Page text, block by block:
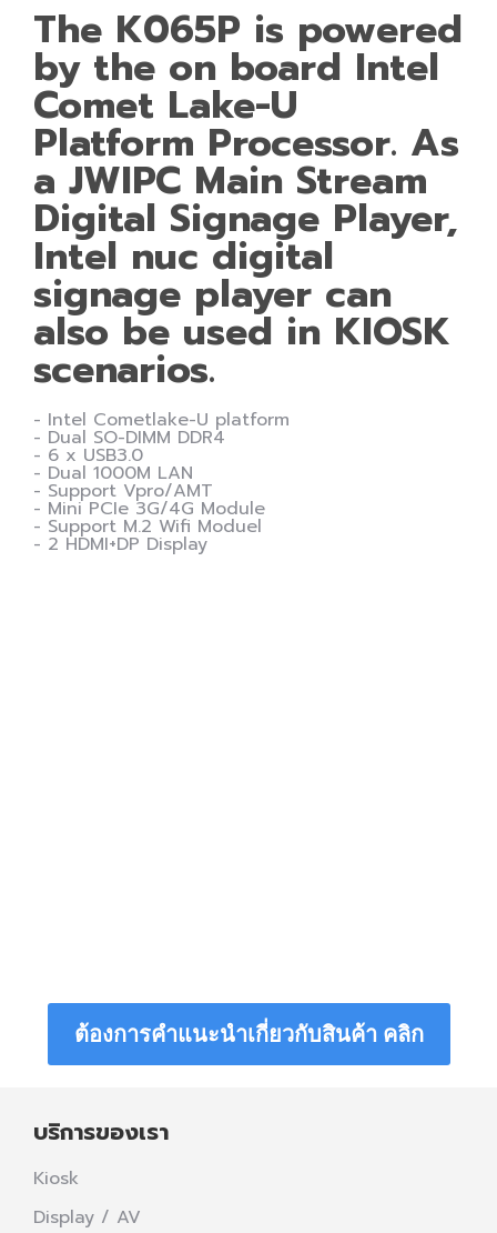
The K065P is powered
by the on board Intel
Comet Lake-U
Platform Processor. As
a JWIPC Main Stream
Digital Signage Player,
Intel nuc digital
signage player can
also be used in KIOSK
scenarios.
- Intel Cometlake-U platform
- Dual SO-DIMM DDR4
- 6 x USB3.0
- Dual 1000M LAN
- Support Vpro/AMT
- Mini PCIe 3G/4G Module
- Support M.2 Wifi Moduel
- 2 HDMI+DP Display
ต้องการคำแนะนำเกี่ยวกับสินค้า คลิก
บริการของเรา
Kiosk
Display / AV